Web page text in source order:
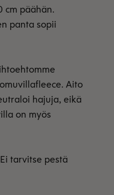
cm päähän.
panta sopii
Aito
hajuja, eikä
on myös
tarvitse pestä